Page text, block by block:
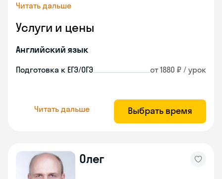
Читать дальше
Услуги и цены
Английский язык
Подготовка к ЕГЭ/ОГЭ от 1880 ₽ / урок
Читать дальше Выбрать время
Олег